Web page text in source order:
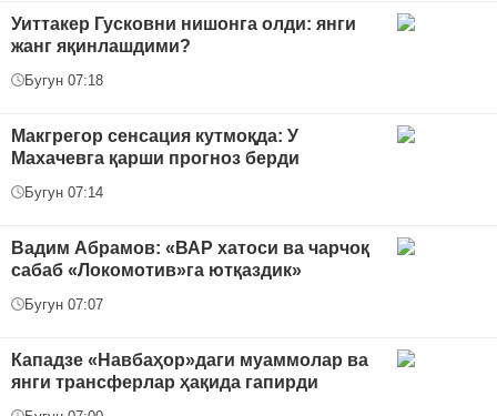
Уиттакер Гусковни нишонга олди: янги
жанг яқинлашдими?
Бугун 07:18
Макгрегор сенсация кутмоқда: У
Махачевга қарши прогноз берди
Бугун 07:14
Вадим Абрамов: «ВАР хатоси ва чарчоқ
сабаб «Локомотив»га ютқаздик»
Бугун 07:07
Кападзе «Навбаҳор»даги муаммолар ва
янги трансферлар ҳақида гапирди